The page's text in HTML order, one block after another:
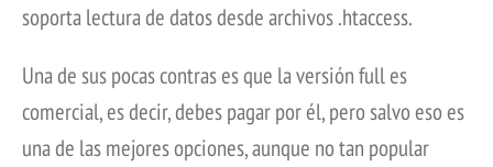
soporta lectura de datos desde archivos .htaccess.
Una de sus pocas contras es que la versión full es
comercial, es decir, debes pagar por él, pero salvo eso es
una de las mejores opciones, aunque no tan popular